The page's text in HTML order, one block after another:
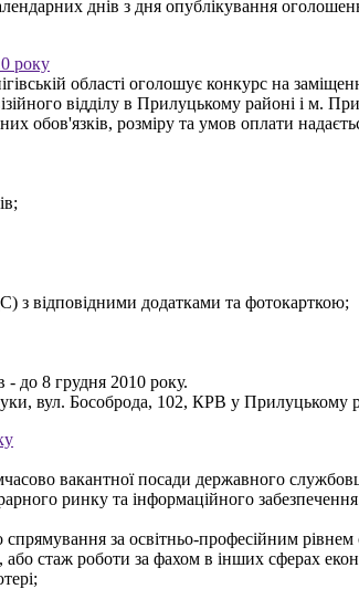
днів з дня опублікування
року
області оголошує конкурс на
відділу в Прилуцькому районі і м.
обов'язків, розміру та умов оплати
з відповідними додатками та фотокарткою;
до 8 грудня 2010 року.
вул. Бособрода, 102, КРВ у Прилуцькому
вакантної посади державного
ринку та інформаційного
за освітньо-професійним рівнем
стаж роботи за фахом в інших сферах